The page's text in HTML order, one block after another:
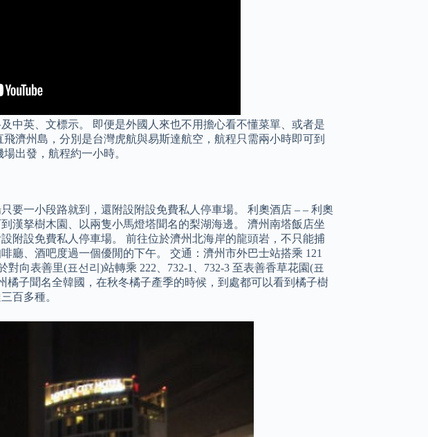
中英、文標示。 即便是外國人來也不用擔心看不懂菜單、或者是
濟州島，分別是台灣虎航與易斯達航空，航程只需兩小時即可到
出發，航程約一小時。
要一小段路就到，還附設附設免費私人停車場。 利奧酒店 – – 利奧
漢拏樹木園、以兩隻小馬燈塔聞名的梨湖海邊。 濟州南塔飯店坐
附設免費私人停車場。 前往位於濟州北海岸的龍頭岩，不只能捕
廳、酒吧度過一個優閒的下午。 ︎交通：濟州市外巴士站搭乘 121
向表善里(표선리)站轉乘 222、732-1、732-3 至表善香草花園(표
橘子聞名全韓國，在秋冬橘子產季的時候，到處都可以看到橘子樹
百多種。